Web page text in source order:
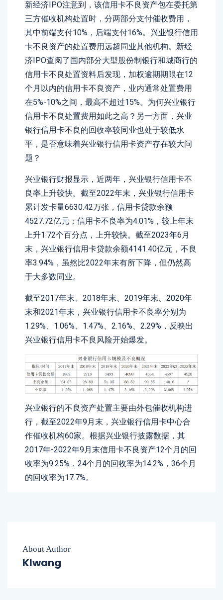
新经济IPO注意到，该信用卡不良资产包在委托第
三方催收机构处置时，分两部分支付催收费用，
其中前端支付10%，后端支付16%。兴业银行信用
卡不良资产的处置费用远超同业其他机构。新经
济IPO查阅了国内部分大型股份制银行和城商行的
信用卡不良处置资料后发现，加权逾期期限在12
个月以内的信用卡不良资产，业内通常处置费用
在5%-10%之间，最高不超过15%。为何兴业银行
信用卡不良处置费用如此之高？另一方面，兴业
银行信用卡不良的回收率较同业也处于较低水
平，是否意味着兴业银行信用卡资产存在较大问
题？
兴业银行财报显示，近两年，兴业银行信用卡不
良率上升较快。截至2022年末，兴业银行信用卡
累计发卡量6630.42万张，信用卡贷款余额
4527.72亿元；信用卡不良率为4.01%，较上年末
上升1.72个百分点，上升较快。截至2023年6月
末，兴业银行信用卡贷款余额4141.40亿元，不良
率3.94%，虽然比2022年末有所下降，但仍然高
于大多数同业。
截至2017年末、2018年末、2019年末、2020年
末和2021年末，兴业银行信用卡不良率分别为
1.29%、1.06%、1.47%、2.16%、2.29%，反映出
兴业银行信用卡不良风险开始爆发。
兴业银行的不良资产处置主要由外包催收机构进
行，截至2022年9月末，兴业银行信用卡中心合
作催收机构60家。根据兴业银行披露数据，其
2017年-2022年9月末信用卡不良资产12个月的回
收率为9.25%，24个月的回收率为14.2%，36个月
的回收率为17.7%。
About Author
Klwang